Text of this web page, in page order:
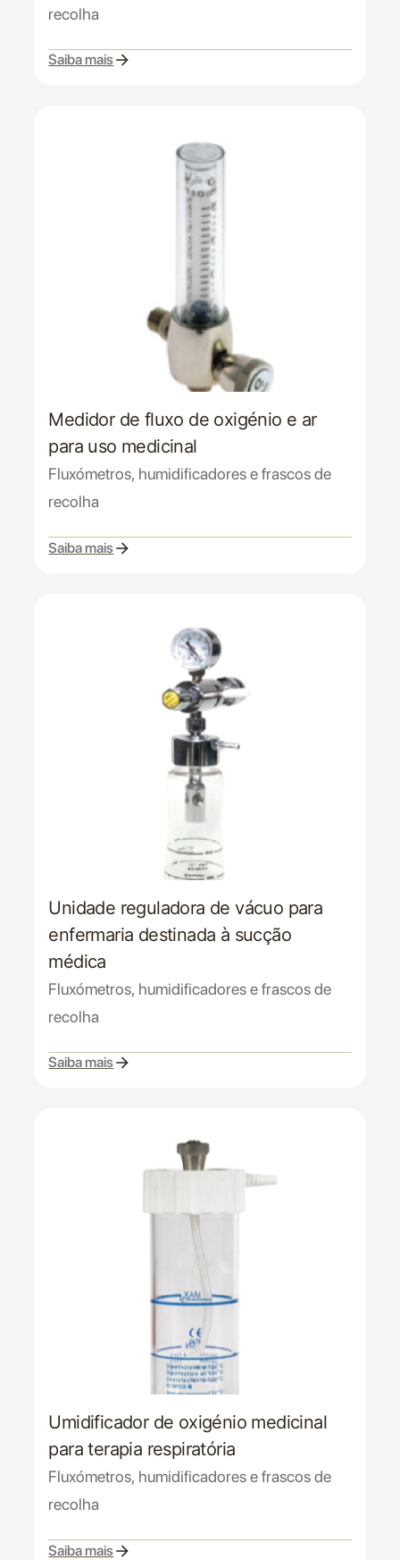
recolha
Saiba mais
Medidor de fluxo de oxigénio e ar
para uso medicinal
Fluxómetros, humidificadores e frascos de
recolha
Saiba mais
Unidade reguladora de vácuo para
enfermaria destinada à sucção
médica
Fluxómetros, humidificadores e frascos de
recolha
Saiba mais
Umidificador de oxigénio medicinal
para terapia respiratória
Fluxómetros, humidificadores e frascos de
recolha
Saiba mais